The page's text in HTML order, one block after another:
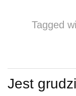
Tagged
Jest